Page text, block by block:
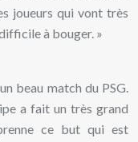
joueurs qui vont très
à bouger. »
beau match du PSG.
a fait un très grand
ce but qui est